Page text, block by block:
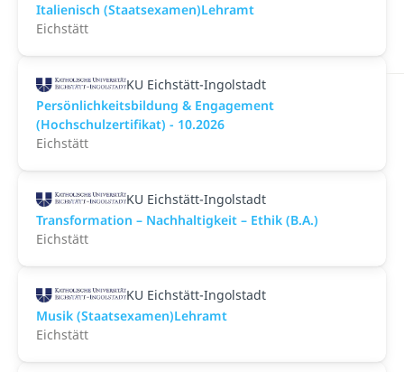
Italienisch (Staatsexamen)Lehramt
Eichstätt
KU Eichstätt-Ingolstadt
Persönlichkeitsbildung & Engagement
(Hochschulzertifikat) - 10.2026
Eichstätt
KU Eichstätt-Ingolstadt
Transformation – Nachhaltigkeit – Ethik (B.A.)
Eichstätt
KU Eichstätt-Ingolstadt
Musik (Staatsexamen)Lehramt
Eichstätt